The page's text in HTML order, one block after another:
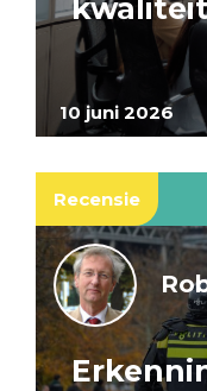
10 juni 2026
Recensie